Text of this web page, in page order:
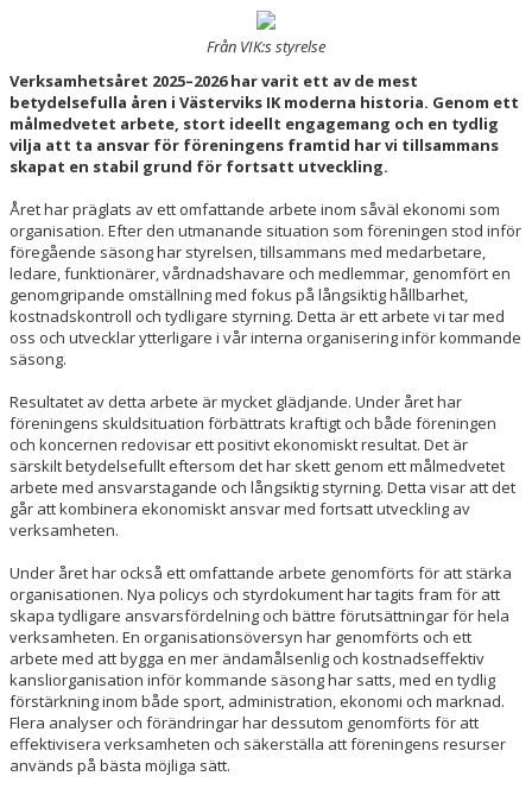
Från VIK:s styrelse
Verksamhetsåret 2025–2026 har varit ett av de mest
betydelsefulla åren i Västerviks IK moderna historia. Genom ett
målmedvetet arbete, stort ideellt engagemang och en tydlig
vilja att ta ansvar för föreningens framtid har vi tillsammans
skapat en stabil grund för fortsatt utveckling.
Året har präglats av ett omfattande arbete inom såväl ekonomi som
organisation. Efter den utmanande situation som föreningen stod inför
föregående säsong har styrelsen, tillsammans med medarbetare,
ledare, funktionärer, vårdnadshavare och medlemmar, genomfört en
genomgripande omställning med fokus på långsiktig hållbarhet,
kostnadskontroll och tydligare styrning. Detta är ett arbete vi tar med
oss och utvecklar ytterligare i vår interna organisering inför kommande
säsong.
Resultatet av detta arbete är mycket glädjande. Under året har
föreningens skuldsituation förbättrats kraftigt och både föreningen
och koncernen redovisar ett positivt ekonomiskt resultat. Det är
särskilt betydelsefullt eftersom det har skett genom ett målmedvetet
arbete med ansvarstagande och långsiktig styrning. Detta visar att det
går att kombinera ekonomiskt ansvar med fortsatt utveckling av
verksamheten.
Under året har också ett omfattande arbete genomförts för att stärka
organisationen. Nya policys och styrdokument har tagits fram för att
skapa tydligare ansvarsfördelning och bättre förutsättningar för hela
verksamheten. En organisationsöversyn har genomförts och ett
arbete med att bygga en mer ändamålsenlig och kostnadseffektiv
kansliorganisation inför kommande säsong har satts, med en tydlig
förstärkning inom både sport, administration, ekonomi och marknad.
Flera analyser och förändringar har dessutom genomförts för att
effektivisera verksamheten och säkerställa att föreningens resurser
används på bästa möjliga sätt.